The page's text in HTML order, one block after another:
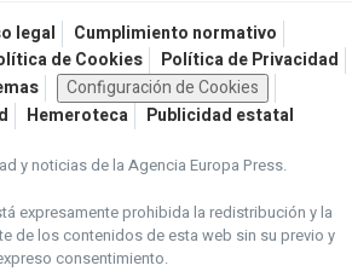
legal
Cumplimiento normativo
de Cookies
Política de Privacidad
Configuración de Cookies
Hemeroteca Publicidad estatal
y noticias de la Agencia Europa Press.
expresamente prohibida la redistribución y la
de los contenidos de esta web sin su previo y
consentimiento.